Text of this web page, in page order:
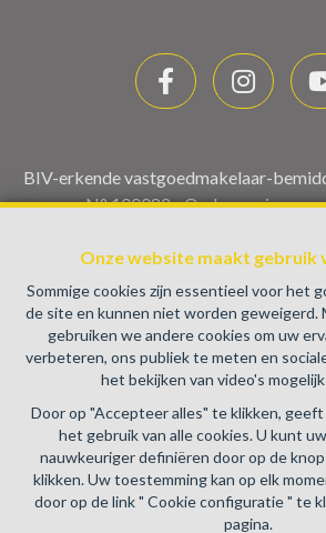
Onze website maakt gebruik
Sommige cookies zijn essentieel voor het
de site en kunnen niet worden
gebruiken we andere cookies om uw
verbeteren, ons publiek te meten en
het bekijken van video's
Door op "Accepteer alles" te klikken,
het gebruik van alle cookies. U kunt
nauwkeuriger definiëren door op de
klikken. Uw toestemming kan op elk
door op de link " Cookie configuratie " te
pagina.
BIV-erkende vastgoedmakelaar-
N° 100082 -
Beroepinstituut van
16B - 1000 Brussel (+32 2 505 38
www.biv.be-
BA en borgstelling via NV AXA
Brussel (polisnr. 730.390.160)
activiteiten die in België
Algemene gebruiksvoorwaarden van
Charter privéleven
Cookie configuratie